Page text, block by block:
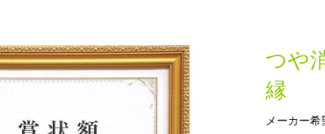
デジタル文具
つや
縁
メーカー